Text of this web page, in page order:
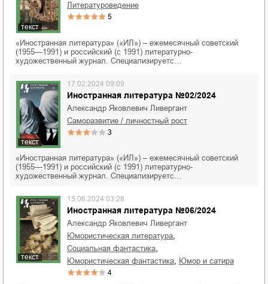
текст
литературоведение
5
«Иностранная литература» («ИЛ») – ежемесячный советский
(1955—1991) и российский (с 1991) литературно-
художественный журнал. Специализируетс…
текст
Иностранная литература №02/2024
17.02.2024 09:09
Александр Яковлевич Ливергант
саморазвитие / личностный рост
3
«Иностранная литература» («ИЛ») – ежемесячный советский
(1955—1991) и российский (с 1991) литературно-
художественный журнал. Специализируетс…
текст
Иностранная литература №06/2024
15.06.2024 03:28
Александр Яковлевич Ливергант
юмористическая литература
социальная фантастика
юмористическая фантастика юмор и сатира
4